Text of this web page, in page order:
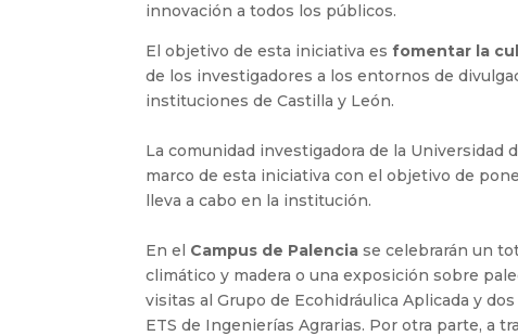
innovación a todos los públicos.
El objetivo de esta iniciativa esfomentar la
de los investigadores a los entornos de
instituciones de Castilla y León.
La comunidad investigadora de la Universidad
marco de esta iniciativa con el objetivo de
lleva a cabo en la institución.
En el Campus de Palencia se celebrarán un
climático y madera o una exposición sobre
visitas al Grupo de Ecohidráulica Aplicada y
ETS de Ingenierías Agrarias. Por otra parte, a